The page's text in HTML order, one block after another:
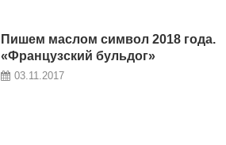
Пишем маслом символ 2018 года.
«Французский бульдог»
03.11.2017